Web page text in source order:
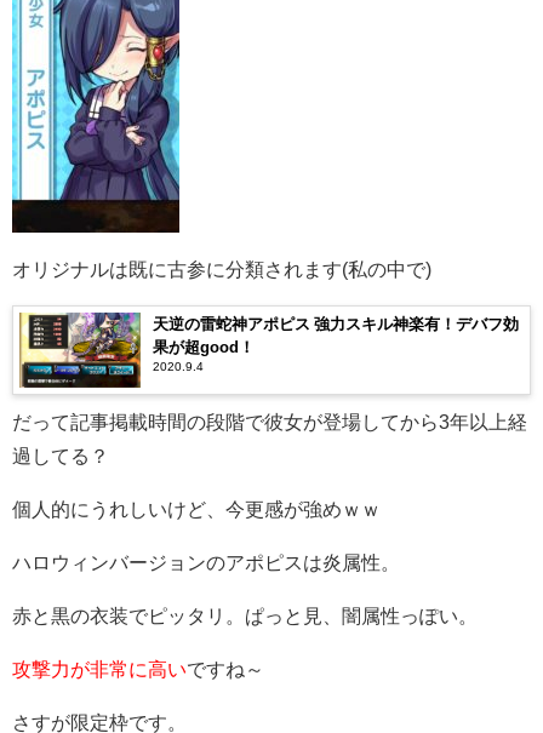
オリジナルは既に古参に分類されます(私の中で)
天逆の雷蛇神アポピス 強力スキル神楽有！デバフ効
果が超good！
2020.9.4
だって記事掲載時間の段階で彼女が登場してから3年以上経
過してる？
個人的にうれしいけど、今更感が強めｗｗ
ハロウィンバージョンのアポピスは炎属性。
赤と黒の衣装でピッタリ。ぱっと見、闇属性っぽい。
攻撃力が非常に高いですね～
さすが限定枠です。